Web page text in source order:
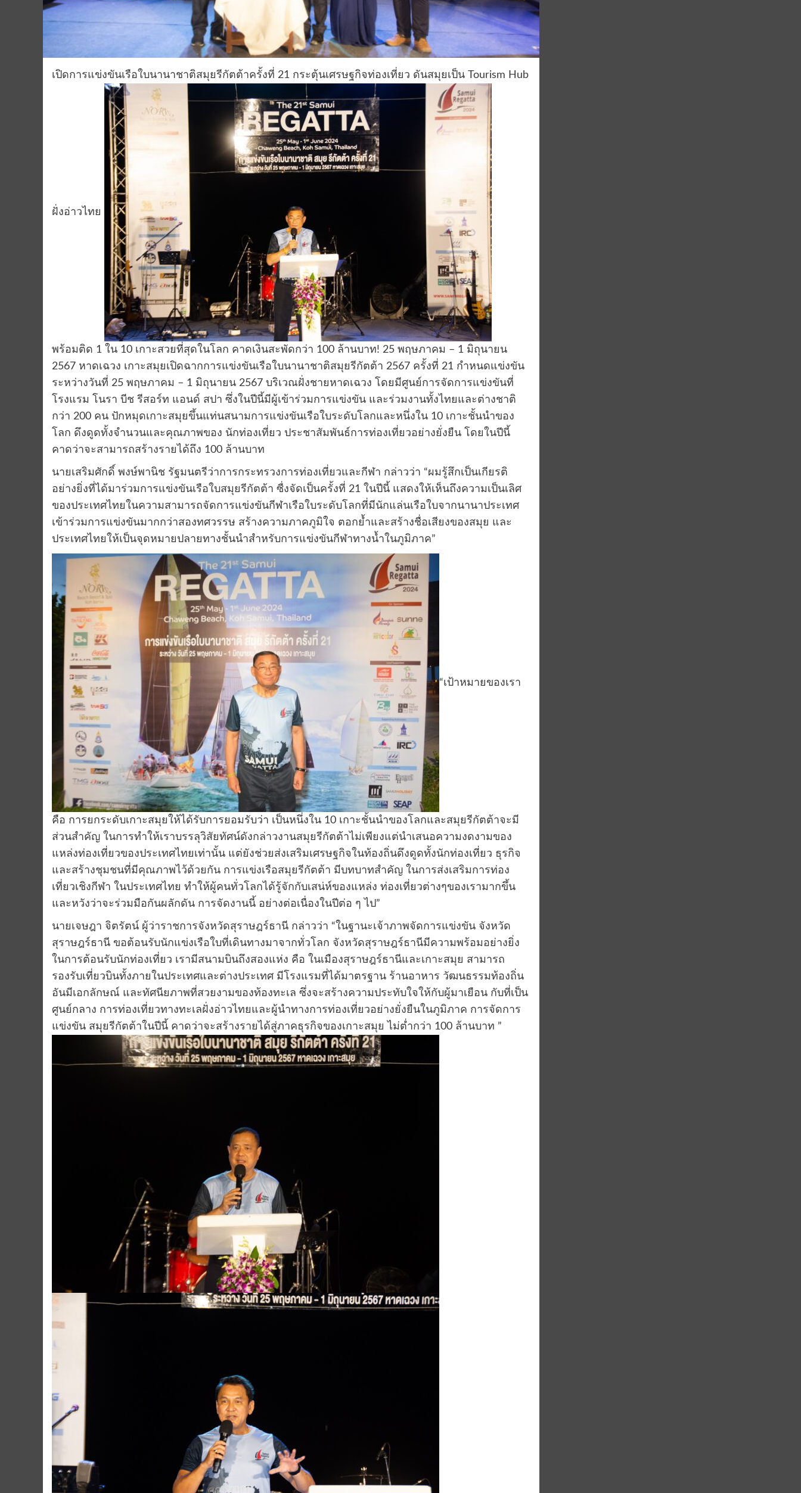
เปิดการแข่งขันเรือใบนานาชาติสมุยรีกัตต้าครั้งที่ 21 กระตุ้นเศรษฐกิจท่องเที่ยว ดันสมุยเป็น Tourism Hub
ฝั่งอ่าวไทย
พร้อมติด 1 ใน 10 เกาะสวยที่สุดในโลก คาดเงินสะพัดกว่า 100 ล้านบาท! 25 พฤษภาคม – 1 มิถุนายน
2567 หาดเฉวง เกาะสมุยเปิดฉากการแข่งขันเรือใบนานาชาติสมุยรีกัตต้า 2567 ครั้งที่ 21 กำหนดแข่งขัน
ระหว่างวันที่ 25 พฤษภาคม – 1 มิถุนายน 2567 บริเวณฝั่งชายหาดเฉวง โดยมีศูนย์การจัดการแข่งขันที่
โรงแรม โนรา บีช รีสอร์ท แอนด์ สปา ซึ่งในปีนี้มีผู้เข้าร่วมการแข่งขัน และร่วมงานทั้งไทยและต่างชาติ
กว่า 200 คน ปักหมุดเกาะสมุยขึ้นแท่นสนามการแข่งขันเรือใบระดับโลกและหนึ่งใน 10 เกาะชั้นนำของ
โลก ดึงดูดทั้งจำนวนและคุณภาพของ นักท่องเที่ยว ประชาสัมพันธ์การท่องเที่ยวอย่างยั่งยืน โดยในปีนี้
คาดว่าจะสามารถสร้างรายได้ถึง 100 ล้านบาท
นายเสริมศักดิ์ พงษ์พานิช รัฐมนตรีว่าการกระทรวงการท่องเที่ยวและกีฬา กล่าวว่า “ผมรู้สึกเป็นเกียรติ
อย่างยิ่งที่ได้มาร่วมการแข่งขันเรือใบสมุยรีกัตต้า ซื่งจัดเป็นครั้งที่ 21 ในปีนี้ แสดงให้เห็นถึงความเป็นเลิศ
ของประเทศไทยในความสามารถจัดการแข่งขันกีฬาเรือใบระดับโลกที่มีนักแล่นเรือใบจากนานาประเทศ
เข้าร่วมการแข่งขันมากกว่าสองทศวรรษ สร้างความภาคภูมิใจ ตอกย้ำและสร้างชื่อเสียงของสมุย และ
ประเทศไทยให้เป็นจุดหมายปลายทางชั้นนำสำหรับการแข่งขันกีฬาทางน้ำในภูมิภาค”
“เป้าหมายของเรา
คือ การยกระดับเกาะสมุยให้ได้รับการยอมรับว่า เป็นหนึ่งใน 10 เกาะชั้นนำของโลกและสมุยรีกัตต้าจะมี
ส่วนสำคัญ ในการทำให้เราบรรลุวิสัยทัศน์ดังกล่าวงานสมุยรีกัตต้าไม่เพียงแต่นำเสนอความงดงามของ
แหล่งท่องเที่ยวของประเทศไทยเท่านั้น แต่ยังช่วยส่งเสริมเศรษฐกิจในท้องถิ่นดึงดูดทั้งนักท่องเที่ยว ธุรกิจ
และสร้างชุมชนที่มีคุณภาพไว้ด้วยกัน การแข่งเรือสมุยรีกัตต้า มีบทบาทสำคัญ ในการส่งเสริมการท่อง
เที่ยวเชิงกีฬา ในประเทศไทย ทำให้ผู้คนทั่วโลกได้รู้จักกับเสน่ห์ของแหล่ง ท่องเที่ยวต่างๆของเรามากขึ้น
และหวังว่าจะร่วมมือกันผลักดัน การจัดงานนี้ อย่างต่อเนื่องในปีต่อ ๆ ไป”
นายเจษฎา จิตรัตน์ ผู้ว่าราชการจังหวัดสุราษฎร์ธานี กล่าวว่า “ในฐานะเจ้าภาพจัดการแข่งขัน จังหวัด
สุราษฎร์ธานี ขอต้อนรับนักแข่งเรือใบที่เดินทางมาจากทั่วโลก จังหวัดสุราษฎร์ธานีมีความพร้อมอย่างยิ่ง
ในการต้อนรับนักท่องเที่ยว เรามีสนามบินถึงสองแห่ง คือ ในเมืองสุราษฎร์ธานีและเกาะสมุย สามารถ
รองรับเที่ยวบินทั้งภายในประเทศและต่างประเทศ มีโรงแรมที่ได้มาตรฐาน ร้านอาหาร วัฒนธรรมท้องถิ่น
อันมีเอกลักษณ์ และทัศนียภาพที่สวยงามของท้องทะเล ซึ่งจะสร้างความประทับใจให้กับผู้มาเยือน กับที่เป็น
ศูนย์กลาง การท่องเที่ยวทางทะเลฝั่งอ่าวไทยและผู้นำทางการท่องเที่ยวอย่างยั่งยืนในภูมิภาค การจัดการ
แข่งขัน สมุยรีกัตต้าในปีนี้ คาดว่าจะสร้างรายได้สู่ภาคธุรกิจของเกาะสมุย ไม่ต่ำกว่า 100 ล้านบาท ”